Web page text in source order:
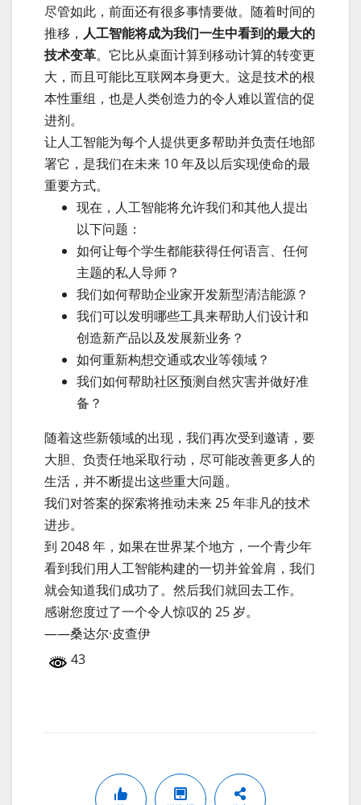
尽管如此，前面还有很多事情要做。随着时间的
推移， 人工智能将成为我们一生中看到的最大的
技术变革。它比从桌面计算到移动计算的转变更
大，而且可能比互联网本身更大。这是技术的根
本性重组，也是人类创造力的令人难以置信的促
进剂。
让人工智能为每个人提供更多帮助并负责任地部
署它，是我们在未来 10 年及以后实现使命的最
重要方式。
现在，人工智能将允许我们和其他人提出
以下问题：
如何让每个学生都能获得任何语言、任何
主题的私人导师？
我们如何帮助企业家开发新型清洁能源？
我们可以发明哪些工具来帮助人们设计和
创造新产品以及发展新业务？
如何重新构想交通或农业等领域？
我们如何帮助社区预测自然灾害并做好准
备？
随着这些新领域的出现，我们再次受到邀请，要
大胆、负责任地采取行动，尽可能改善更多人的
生活，并不断提出这些重大问题。
我们对答案的探索将推动未来 25 年非凡的技术
进步。
到 2048 年，如果在世界某个地方，一个青少年
看到我们用人工智能构建的一切并耸耸肩，我们
就会知道我们成功了。然后我们就回去工作。
感谢您度过了一个令人惊叹的 25 岁。
——桑达尔·皮查伊
43